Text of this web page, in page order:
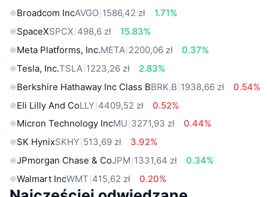
Broadcom IncAVGO 1586,42 zł
1.71%
SpaceXSPCX 498,6 zł
15.83%
Meta Platforms, Inc.META 2200,06 zł
0.37%
Tesla, Inc.TSLA 1223,26 zł
2.83%
Berkshire Hathaway Inc Class BBRK.B 1938,66 zł
0.54%
Eli Lilly And CoLLY 4409,52 zł
0.52%
Micron Technology IncMU 3271,93 zł
0.44%
SK HynixSKHY 513,69 zł
3.92%
JPmorgan Chase & CoJPM 1331,64 zł
0.34%
Walmart IncWMT 415,62 zł 0.20%